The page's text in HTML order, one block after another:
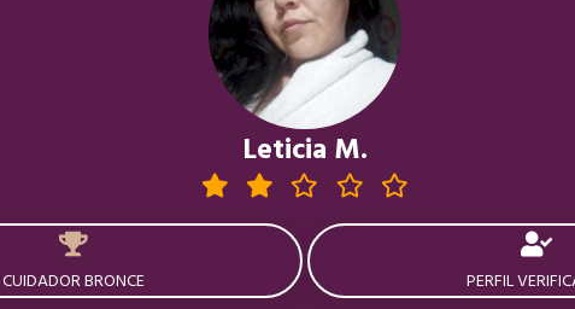
Leticia M.
CUIDADOR BRONCE PERFIL